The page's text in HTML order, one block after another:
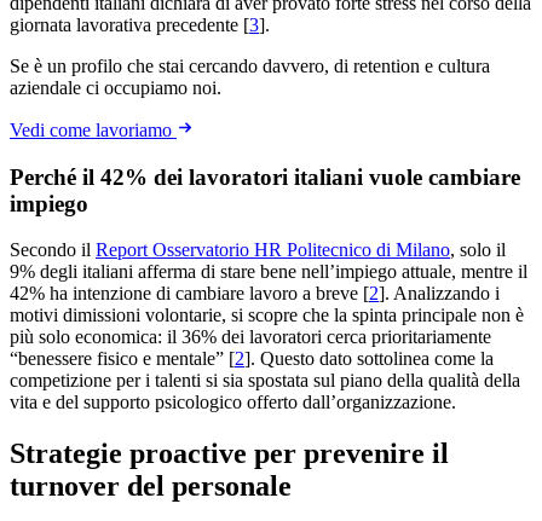
giornata lavorativa precedente [3].
Se è un profilo che stai cercando davvero, di retention e cultura
aziendale ci occupiamo noi.
Vedi come lavoriamo
Perché il 42% dei lavoratori italiani vuole cambiare
impiego
Secondo il Report Osservatorio HR Politecnico di Milano, solo il
9% degli italiani afferma di stare bene nell’impiego attuale, mentre il
42% ha intenzione di cambiare lavoro a breve [2]. Analizzando i
motivi dimissioni volontarie, si scopre che la spinta principale non è
più solo economica: il 36% dei lavoratori cerca prioritariamente
“benessere fisico e mentale” [2]. Questo dato sottolinea come la
competizione per i talenti si sia spostata sul piano della qualità della
vita e del supporto psicologico offerto dall’organizzazione.
Strategie proactive per prevenire il
turnover del personale